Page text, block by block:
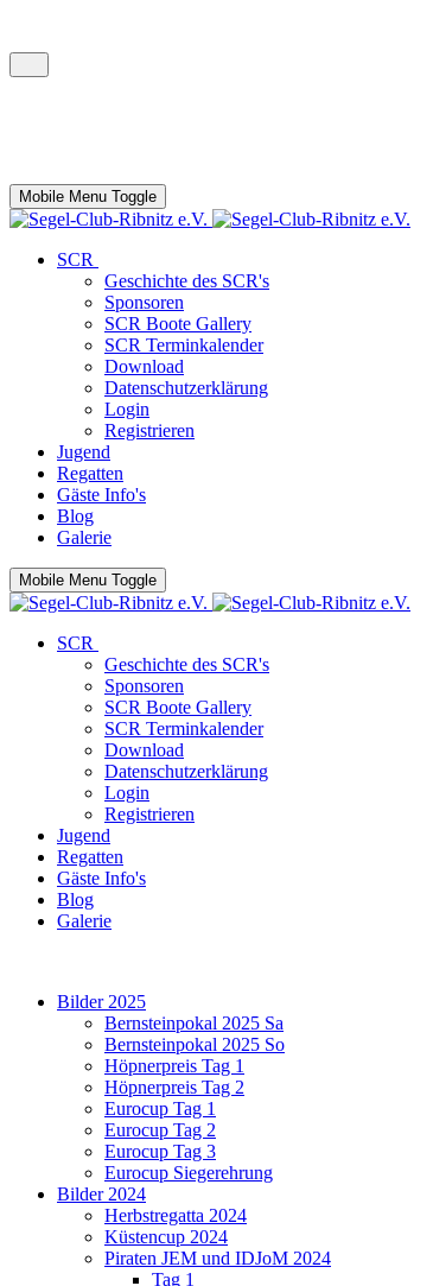
Mobile Menu Toggle
SCR
Geschichte des SCR's
Sponsoren
SCR Boote Gallery
SCR Terminkalender
Download
Datenschutzerklärung
Login
Registrieren
Jugend
Regatten
Gäste Info's
Blog
Galerie
Mobile Menu Toggle
SCR
Geschichte des SCR's
Sponsoren
SCR Boote Gallery
SCR Terminkalender
Download
Datenschutzerklärung
Login
Registrieren
Jugend
Regatten
Gäste Info's
Blog
Galerie
Bilder 2025
Bernsteinpokal 2025 Sa
Bernsteinpokal 2025 So
Höpnerpreis Tag 1
Höpnerpreis Tag 2
Eurocup Tag 1
Eurocup Tag 2
Eurocup Tag 3
Eurocup Siegerehrung
Bilder 2024
Herbstregatta 2024
Küstencup 2024
Piraten JEM und IDJoM 2024
Tag 1